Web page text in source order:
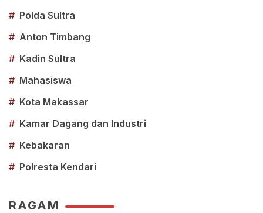
# Polda Sultra
# Anton Timbang
# Kadin Sultra
# Mahasiswa
# Kota Makassar
# Kamar Dagang dan Industri
# Kebakaran
# Polresta Kendari
RAGAM